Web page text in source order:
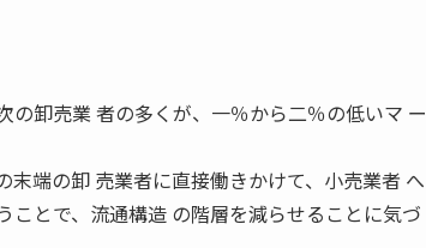
卸売業 者の多くが、一％から二％の低いマ ー
端の卸 売業者に直接働きかけて、小売業者 へ
とで、流通構造 の階層を減らせることに気づ